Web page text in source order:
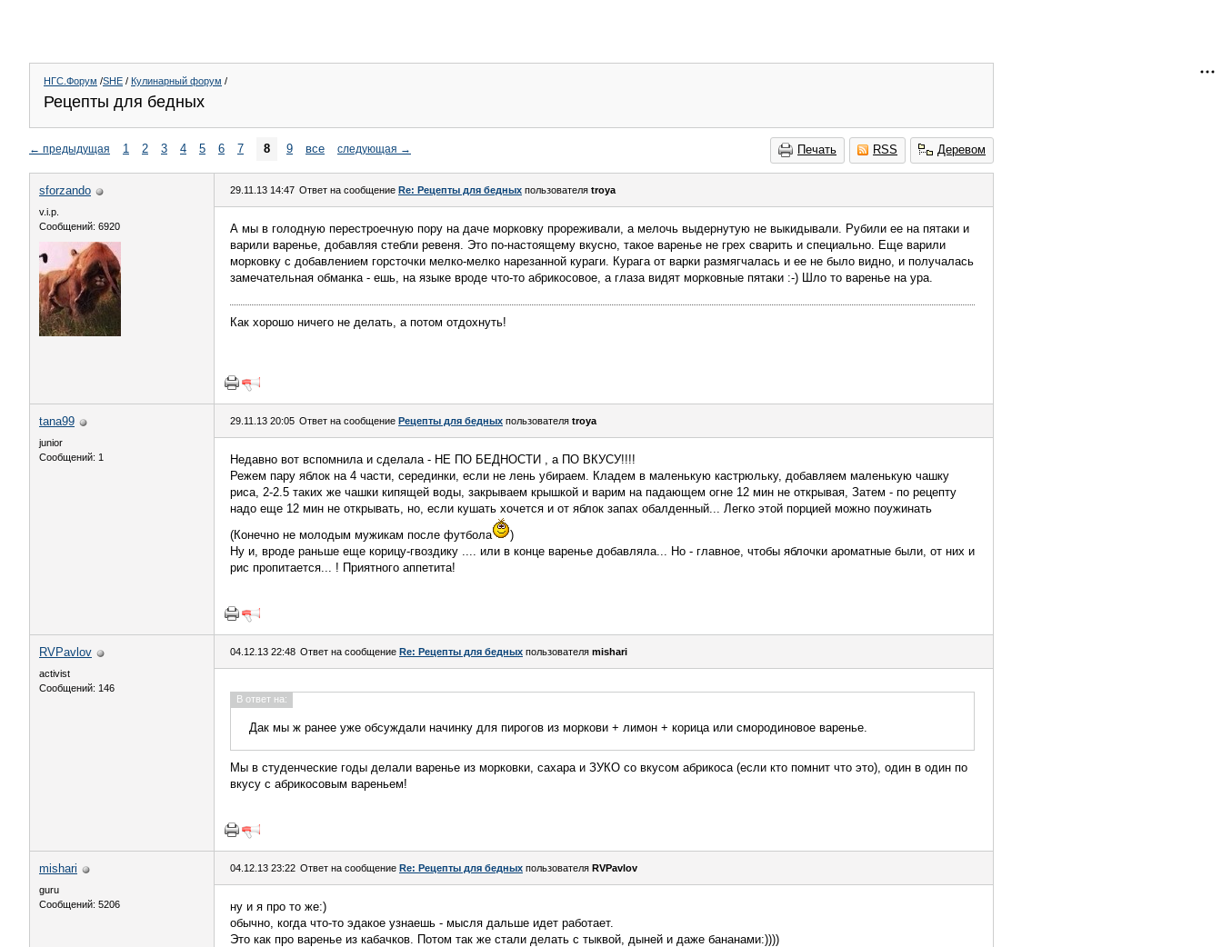
НГС.Форум /SHE / Кулинарный форум /
Рецепты для бедных
Печать RSS Деревом
← предыдущая 1 2 3 4 5 6 7 8 9 все следующая →
sforzando
v.i.p.
Сообщений: 6920
29.11.13 14:47 Ответ на сообщение Re: Рецепты для бедных пользователя troya
А мы в голодную перестроечную пору на даче морковку прореживали, а мелочь выдернутую не выкидывали. Рубили ее на пятаки и
варили варенье, добавляя стебли ревеня. Это по-настоящему вкусно, такое варенье не грех сварить и специально. Еще варили
морковку с добавлением горсточки мелко-мелко нарезанной кураги. Курага от варки размягчалась и ее не было видно, и получалась
замечательная обманка - ешь, на языке вроде что-то абрикосовое, а глаза видят морковные пятаки :-) Шло то варенье на ура.
Как хорошо ничего не делать, а потом отдохнуть!
tana99
junior
Сообщений: 1
29.11.13 20:05 Ответ на сообщение Рецепты для бедных пользователя troya
Недавно вот вспомнила и сделала - НЕ ПО БЕДНОСТИ , а ПО ВКУСУ!!!!
Режем пару яблок на 4 части, серединки, если не лень убираем. Кладем в маленькую кастрюльку, добавляем маленькую чашку
риса, 2-2.5 таких же чашки кипящей воды, закрываем крышкой и варим на падающем огне 12 мин не открывая, Затем - по рецепту
надо еще 12 мин не открывать, но, если кушать хочется и от яблок запах обалденный... Легко этой порцией можно поужинать
(Конечно не молодым мужикам после футбола
)
Ну и, вроде раньше еще корицу-гвоздику .... или в конце варенье добавляла... Но - главное, чтобы яблочки ароматные были, от них и
рис пропитается... ! Приятного аппетита!
RVPavlov
activist
Сообщений: 146
04.12.13 22:48 Ответ на сообщение Re: Рецепты для бедных пользователя mishari
В ответ на:
Дак мы ж ранее уже обсуждали начинку для пирогов из моркови + лимон + корица или смородиновое варенье.
Мы в студенческие годы делали варенье из морковки, сахара и ЗУКО со вкусом абрикоса (если кто помнит что это), один в один по
вкусу с абрикосовым вареньем!
mishari
guru
Сообщений: 5206
04.12.13 23:22 Ответ на сообщение Re: Рецепты для бедных пользователя RVPavlov
ну и я про то же:)
обычно, когда что-то эдакое узнаешь - мысля дальше идет работает.
Это как про варенье из кабачков. Потом так же стали делать с тыквой, дыней и даже бананами:))))